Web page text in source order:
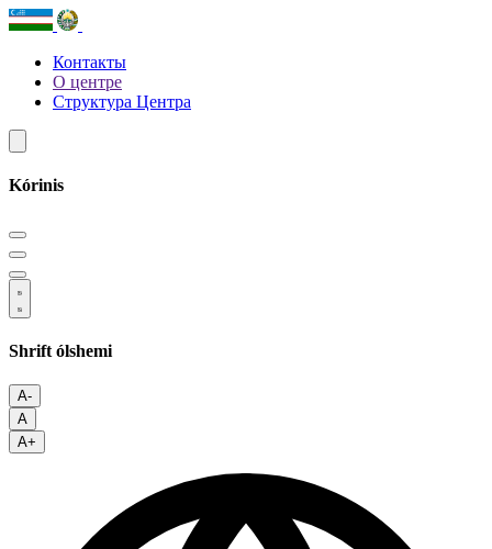
Контакты
О центре
Структура Центра
Kórinis
Shrift ólshemi
A-
A
A+